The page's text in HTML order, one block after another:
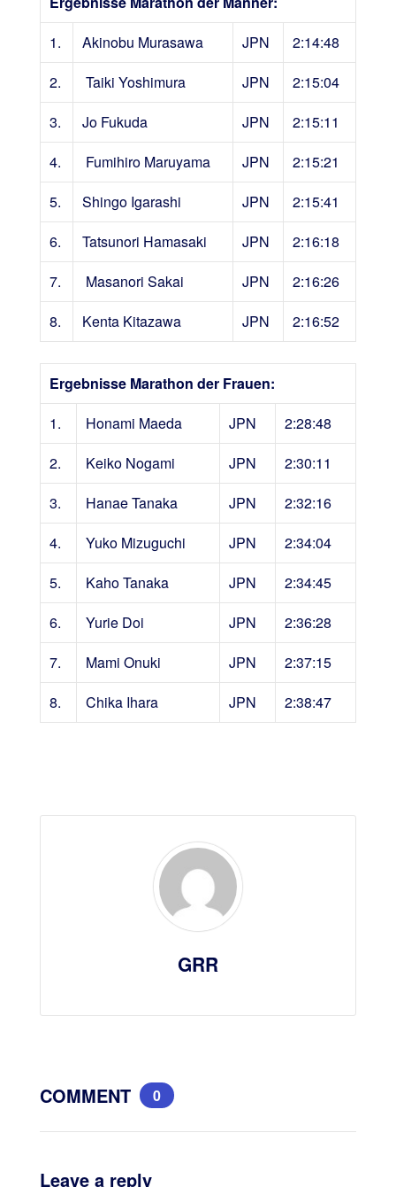
1.
Akinobu Murasawa JPN
2:14:48
2.
Taiki Yoshimura JPN
2:15:04
3.
Jo Fukuda JPN
2:15:11
4.
Fumihiro Maruyama JPN
2:15:21
5.
Shingo Igarashi JPN
2:15:41
6.
Tatsunori Hamasaki JPN
2:16:18
7.
Masanori Sakai JPN
2:16:26
8.
Kenta Kitazawa JPN 2:16:52
Ergebnisse Marathon der Frauen:
1.
Honami Maeda JPN
2:28:48
2.
Keiko Nogami JPN
2:30:11
3.
Hanae Tanaka JPN
2:32:16
4.
Yuko Mizuguchi JPN
2:34:04
5.
Kaho Tanaka JPN
2:34:45
6.
Yurie Doi JPN
2:36:28
7.
Mami Onuki JPN
2:37:15
8.
Chika Ihara JPN 2:38:47
GRR
COMMENT 0
Leave a reply